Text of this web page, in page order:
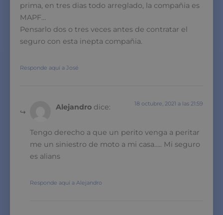
prima, en tres dias todo arreglado, la compañia es
MAPF…
Pensarlo dos o tres veces antes de contratar el
seguro con esta inepta compañia.
Responde aquí a José
Alejandro dice: 18 octubre, 2021 a las 21:59
Tengo derecho a que un perito venga a peritar
me un siniestro de moto a mi casa….. Mi seguro
es alians
Responde aquí a Alejandro